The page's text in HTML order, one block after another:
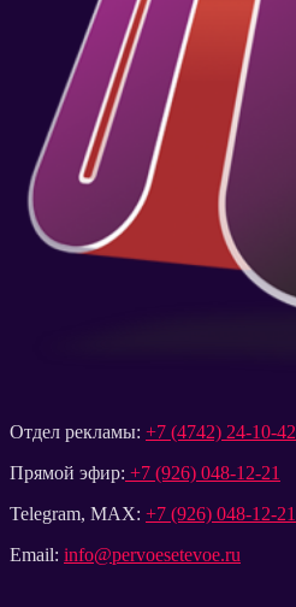
Отдел рекламы: +7 (4742) 24-10-42
Прямой эфир: +7 (926) 048-12-21
Telegram, MAX: +7 (926) 048-12-21
Email: info@pervoesetevoe.ru